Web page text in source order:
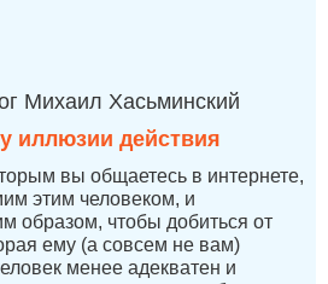
Михаил Хасьминский
иллюзии действия
вы общаетесь в интернете,
этим человеком, и
образом, чтобы добиться от
ему (а совсем не вам)
менее адекватен и